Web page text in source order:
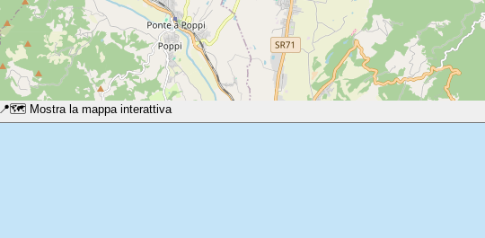
📍🗺️ Mostra la mappa interattiva